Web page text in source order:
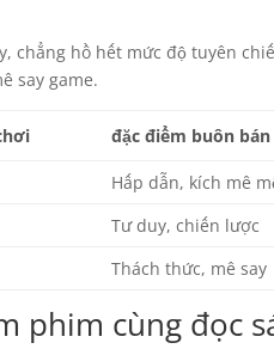
chẳng hồ hết mức độ tuyên
say game.
đặc điểm buôn
Hấp dẫn, kích mê
Tư duy, chiến lược
Thách thức, mê say
phim cùng đọc